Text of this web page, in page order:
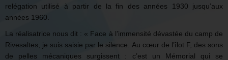
relégation utilisé à partir de la fin des années 1930 jusqu’aux
années 1960.
La réalisatrice nous dit : « Face à l’immensité dévastée du camp de
Rivesaltes, je suis saisie par le silence. Au cœur de l’îlot F, des sons
de pelles mécaniques surgissent : c’est un Mémorial qui se